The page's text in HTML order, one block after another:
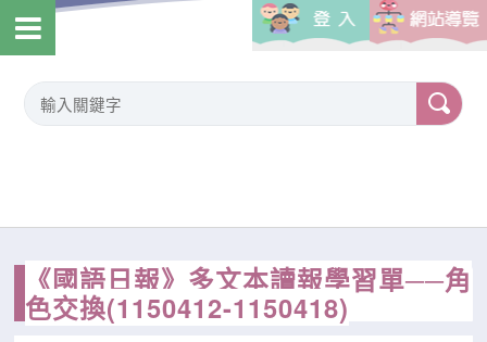
《國語日報》多文本讀報學習單──角
色交換(1150412-1150418)